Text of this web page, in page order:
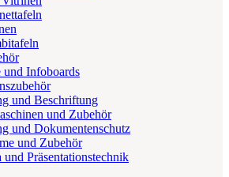
und Infoboards
und Beschriftung
und Zubehör
und Dokumentenschutz
und Zubehör
Präsentationstechnik